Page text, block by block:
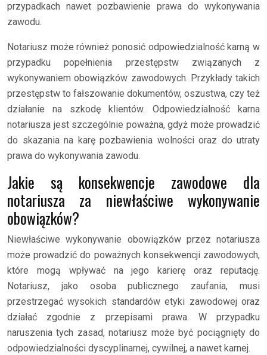
przypadkach nawet pozbawienie prawa do wykonywania
zawodu.
Notariusz może również ponosić odpowiedzialność karną w
przypadku popełnienia przestępstw związanych z
wykonywaniem obowiązków zawodowych. Przykłady takich
przestępstw to fałszowanie dokumentów, oszustwa, czy też
działanie na szkodę klientów. Odpowiedzialność karna
notariusza jest szczególnie poważna, gdyż może prowadzić
do skazania na karę pozbawienia wolności oraz do utraty
prawa do wykonywania zawodu.
Jakie są konsekwencje zawodowe dla
notariusza za niewłaściwe wykonywanie
obowiązków?
Niewłaściwe wykonywanie obowiązków przez notariusza
może prowadzić do poważnych konsekwencji zawodowych,
które mogą wpływać na jego karierę oraz reputację.
Notariusz, jako osoba publicznego zaufania, musi
przestrzegać wysokich standardów etyki zawodowej oraz
działać zgodnie z przepisami prawa. W przypadku
naruszenia tych zasad, notariusz może być pociągnięty do
odpowiedzialności dyscyplinarnej, cywilnej, a nawet karnej.